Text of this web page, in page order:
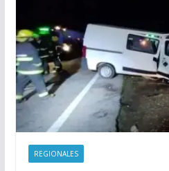
REGIONALES